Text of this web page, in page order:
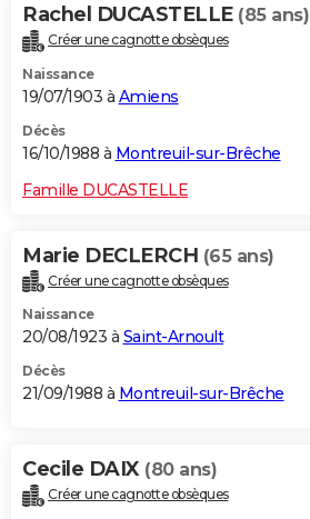
Rachel DUCASTELLE (85 ans)
Créer une cagnotte obsèques
Naissance
19/07/1903 à Amiens
Décès
16/10/1988 à Montreuil-sur-Brêche
Famille DUCASTELLE
Marie DECLERCH (65 ans)
Créer une cagnotte obsèques
Naissance
20/08/1923 à Saint-Arnoult
Décès
21/09/1988 à Montreuil-sur-Brêche
Cecile DAIX (80 ans)
Créer une cagnotte obsèques